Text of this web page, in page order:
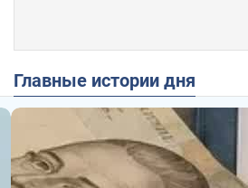
Главные истории дня